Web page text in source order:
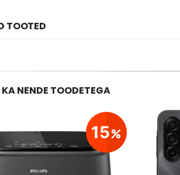
TOOTED
NENDE TOODETEGA
15